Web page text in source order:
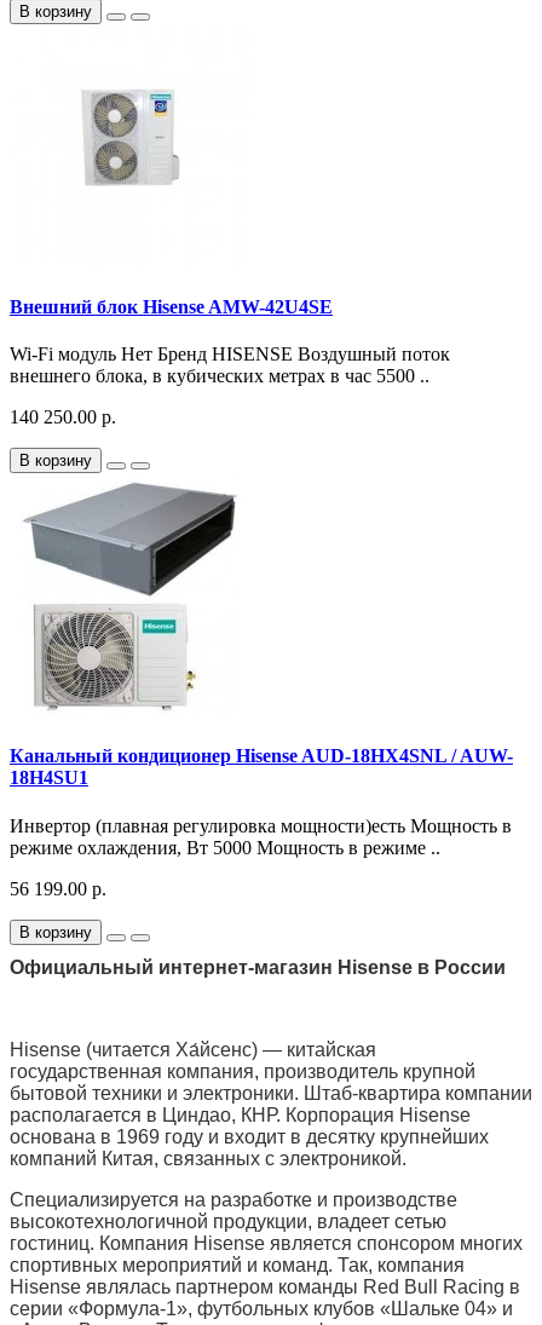
В корзину
Внешний блок Hisense AMW-42U4SE
Wi-Fi модуль Нет Бренд HISENSE Воздушный поток
внешнего блока, в кубических метрах в час 5500 ..
140 250.00 р.
В корзину
Канальный кондиционер Hisense AUD-18HX4SNL / AUW-
18H4SU1
Инвертор (плавная регулировка мощности)есть Мощность в
режиме охлаждения, Вт 5000 Мощность в режиме ..
56 199.00 р.
В корзину
Официальный интернет-магазин Hisense в России
Hisense (читается Ха́йсенс) — китайская
государственная компания, производитель крупной
бытовой техники и электроники. Штаб-квартира компании
располагается в Циндао, КНР. Корпорация Hisense
основана в 1969 году и входит в десятку крупнейших
компаний Китая, связанных с электроникой.
Специализируется на разработке и производстве
высокотехнологичной продукции, владеет сетью
гостиниц. Компания Hisense является спонсором многих
спортивных мероприятий и команд. Так, компания
Hisense являлась партнером команды Red Bull Racing в
серии «Формула-1», футбольных клубов «Шальке 04» и